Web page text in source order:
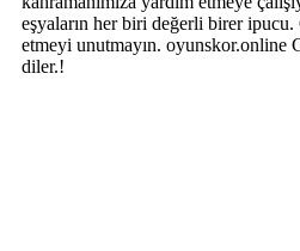
eşyaların her biri değerli birer
etmeyi unutmayın. oyunskor.online
diler.!